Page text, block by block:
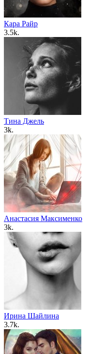
Кара Райр
3.5k.
Тина Джель
3k.
Анастасия Максименко
3k.
Ирина Шайлина
3.7k.